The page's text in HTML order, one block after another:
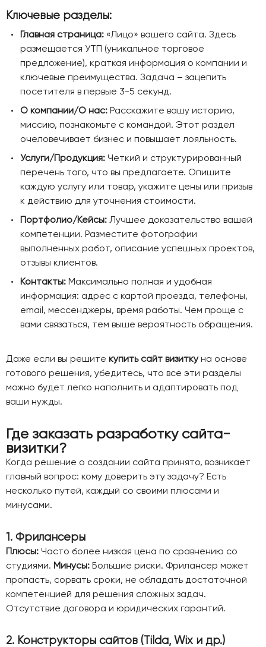
Ключевые разделы:
Главная страница: «Лицо» вашего сайта. Здесь
размещается УТП (уникальное торговое
предложение), краткая информация о компании и
ключевые преимущества. Задача – зацепить
посетителя в первые 3-5 секунд.
О компании/О нас: Расскажите вашу историю,
миссию, познакомьте с командой. Этот раздел
очеловечивает бизнес и повышает лояльность.
Услуги/Продукция: Четкий и структурированный
перечень того, что вы предлагаете. Опишите
каждую услугу или товар, укажите цены или призыв
к действию для уточнения стоимости.
Портфолио/Кейсы: Лучшее доказательство вашей
компетенции. Разместите фотографии
выполненных работ, описание успешных проектов,
отзывы клиентов.
Контакты: Максимально полная и удобная
информация: адрес с картой проезда, телефоны,
email, мессенджеры, время работы. Чем проще с
вами связаться, тем выше вероятность обращения.
Даже если вы решите купить сайт визиткуна основе
готового решения, убедитесь, что все эти разделы
можно будет легко наполнить и адаптировать под
ваши нужды.
Где заказать разработку сайта-
визитки?
Когда решение о создании сайта принято, возникает
главный вопрос: кому доверить эту задачу? Есть
несколько путей, каждый со своими плюсами и
минусами.
1. Фрилансеры
Плюсы: Часто более низкая цена по сравнению со
студиями. Минусы: Большие риски. Фрилансер может
пропасть, сорвать сроки, не обладать достаточной
компетенцией для решения сложных задач.
Отсутствие договора и юридических гарантий.
2. Конструкторы сайтов (Tilda, Wix и др.)